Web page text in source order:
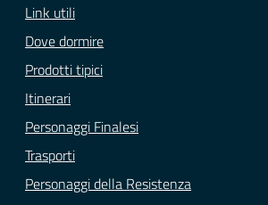
Link utili
Dove dormire
Prodotti tipici
Itinerari
Personaggi Finalesi
Trasporti
Personaggi della Resistenza